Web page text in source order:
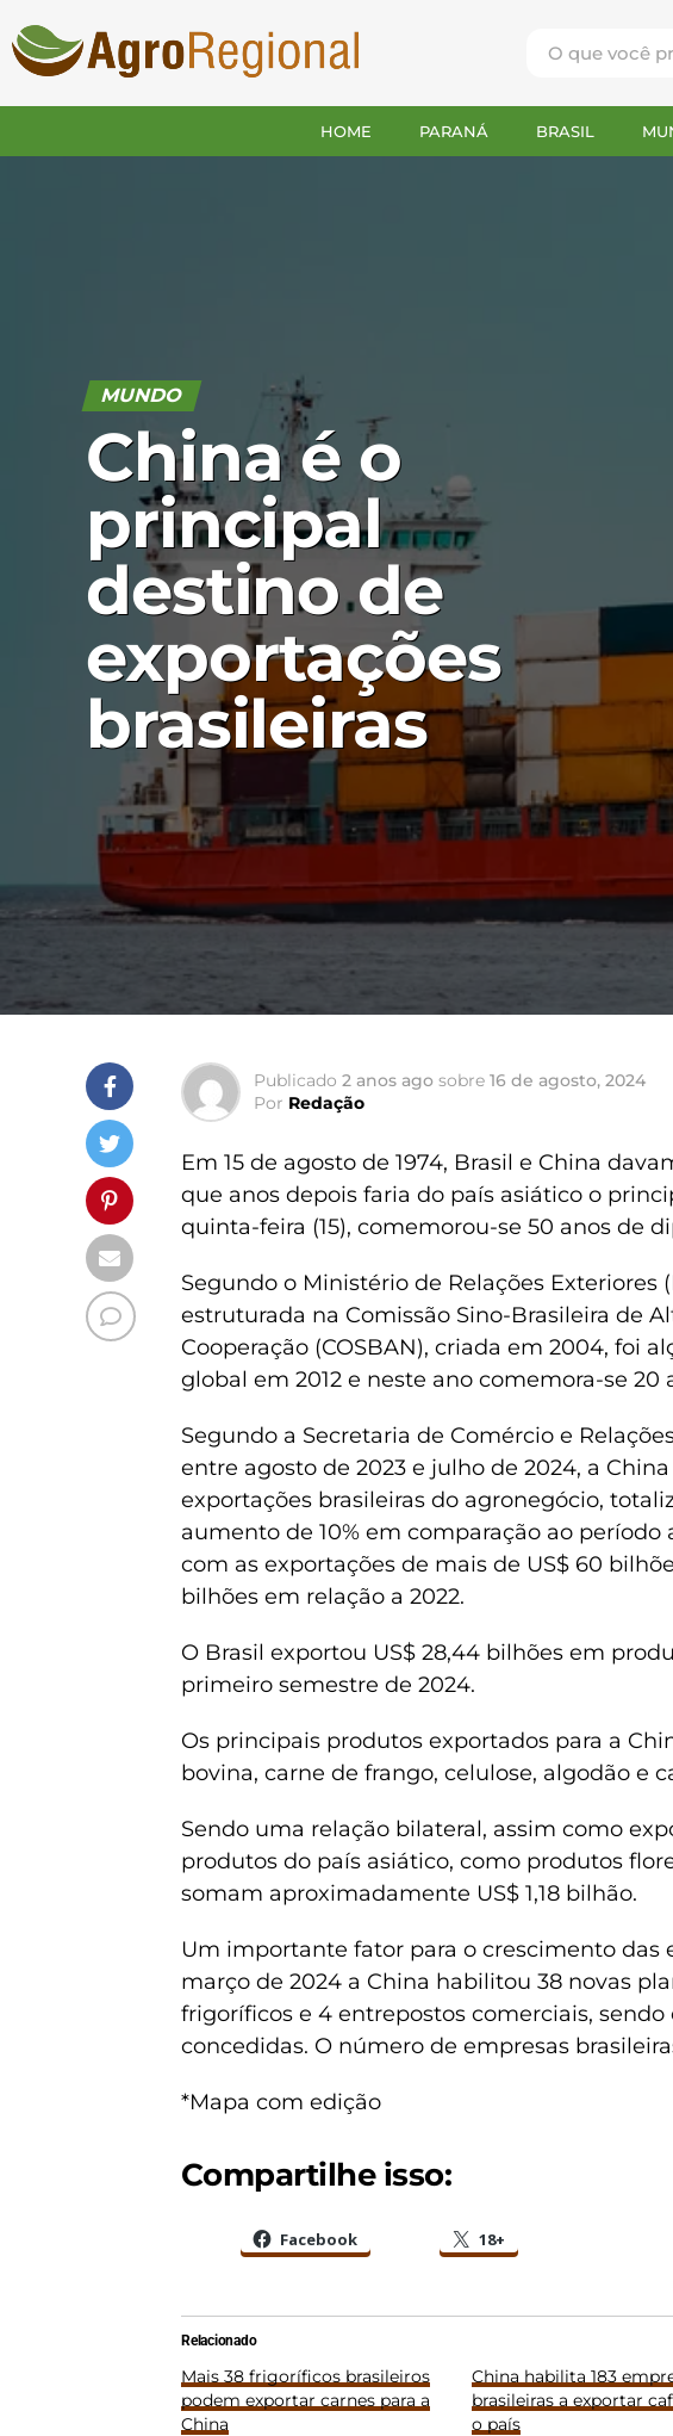
HOME PARANÁ BRASIL
MUNDO
China é o
principal
destino de
exportações
brasileiras
Publicado 2 anos ago sobre 16 de agosto, 2024
Por Redação
Em 15 de agosto de 1974, Brasil e China
que anos depois faria do país asiático o
quinta-feira (15), comemorou-se 50 anos de
Segundo o Ministério de Relações Exteriores
estruturada na Comissão Sino-Brasileira de
Cooperação (COSBAN), criada em 2004, foi
global em 2012 e neste ano comemora-se 20
Segundo a Secretaria de Comércio e
entre agosto de 2023 e julho de 2024, a
exportações brasileiras do agronegócio,
aumento de 10% em comparação ao
com as exportações de mais de US$ 60
bilhões em relação a 2022.
O Brasil exportou US$ 28,44 bilhões em
primeiro semestre de 2024.
Os principais produtos exportados para a
bovina, carne de frango, celulose, algodão e
Sendo uma relação bilateral, assim como
produtos do país asiático, como produtos
somam aproximadamente US$ 1,18 bilhão.
Um importante fator para o crescimento das
março de 2024 a China habilitou 38 novas
frigoríficos e 4 entrepostos comerciais,
concedidas. O número de empresas
*Mapa com edição
Compartilhe isso:
Facebook 18+
Relacionado
Mais 38 frigoríficos brasileiros
podem exportar carnes para a
China
China habilita 183
brasileiras a exportar
o país